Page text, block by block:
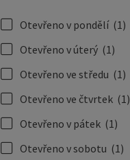
Otevřeno v pondělí (1)
Otevřeno v úterý (1)
Otevřeno ve středu (1)
Otevřeno ve čtvrtek (1)
Otevřeno v pátek (1)
Otevřeno v sobotu (1)